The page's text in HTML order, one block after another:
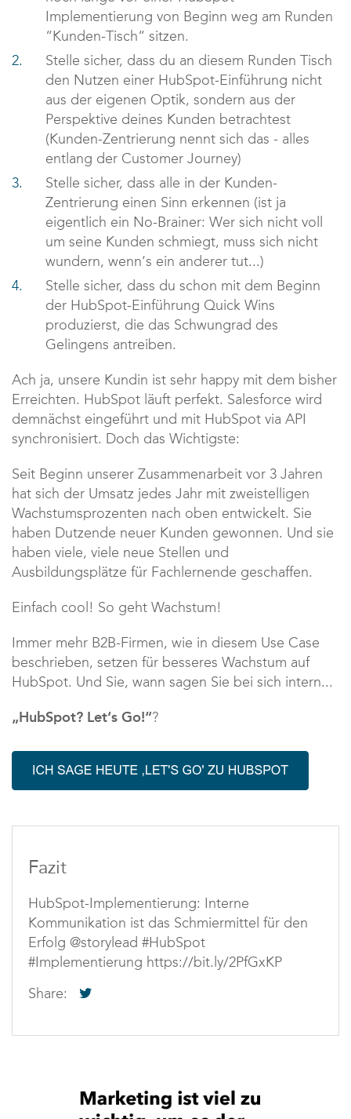
Implementierung von Beginn weg am Runden
“Kunden-Tisch“ sitzen.
Stelle sicher, dass du an diesem Runden Tisch
den Nutzen einer HubSpot-Einführung nicht
aus der eigenen Optik, sondern aus der
Perspektive deines Kunden betrachtest
(Kunden-Zentrierung nennt sich das - alles
entlang der Customer Journey)
Stelle sicher, dass alle in der Kunden-
Zentrierung einen Sinn erkennen (ist ja
eigentlich ein No-Brainer: Wer sich nicht voll
um seine Kunden schmiegt, muss sich nicht
wundern, wenn‘s ein anderer tut...)
Stelle sicher, dass du schon mit dem Beginn
der HubSpot-Einführung Quick Wins
produzierst, die das Schwungrad des
Gelingens antreiben.
Ach ja, unsere Kundin ist sehr happy mit dem bisher
Erreichten. HubSpot läuft perfekt. Salesforce wird
demnächst eingeführt und mit HubSpot via API
synchronisiert. Doch das Wichtigste:
Seit Beginn unserer Zusammenarbeit vor 3 Jahren
hat sich der Umsatz jedes Jahr mit zweistelligen
Wachstumsprozenten nach oben entwickelt. Sie
haben Dutzende neuer Kunden gewonnen. Und sie
haben viele, viele neue Stellen und
Ausbildungsplätze für Fachlernende geschaffen.
Einfach cool! So geht Wachstum!
Immer mehr B2B-Firmen, wie in diesem Use Case
beschrieben, setzen für besseres Wachstum auf
HubSpot. Und Sie, wann sagen Sie bei sich intern...
„HubSpot? Let‘s Go!“?
Fazit
HubSpot-Implementierung: Interne
Kommunikation ist das Schmiermittel für den
Erfolg @storylead #HubSpot
#Implementierung https://bit.ly/2PfGxKP
Share: